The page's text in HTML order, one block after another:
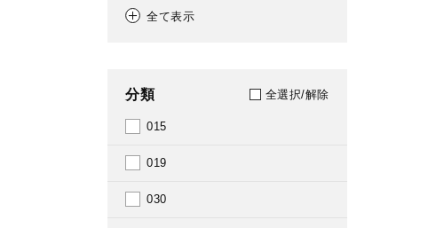
1975
全て表示
分類 全選択/解除
015
019
030